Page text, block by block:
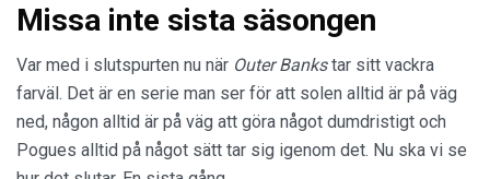
Missa inte sista säsongen
Var med i slutspurten nu när Outer Bankstar sitt vackra
farväl. Det är en serie man ser för att solen alltid är på väg
ned, någon alltid är på väg att göra något dumdristigt och
Pogues alltid på något sätt tar sig igenom det. Nu ska vi se